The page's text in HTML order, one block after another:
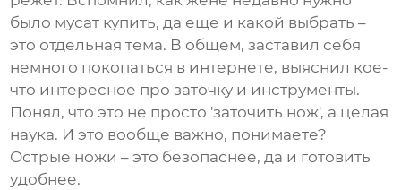
было мусат купить, да еще и какой выбрать –
это отдельная тема. В общем, заставил себя
немного покопаться в интернете, выяснил кое-
что интересное про заточку и инструменты.
Понял, что это не просто 'заточить нож', а целая
наука. И это вообще важно, понимаете?
Острые ножи – это безопаснее, да и готовить
удобнее.